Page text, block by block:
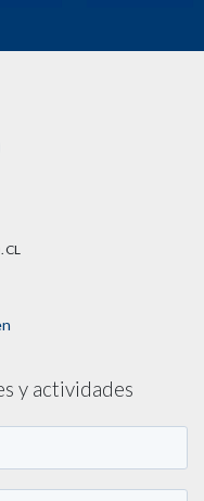
y actividades